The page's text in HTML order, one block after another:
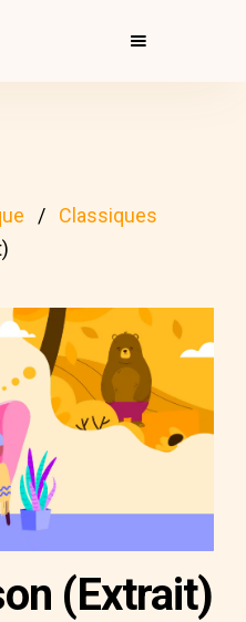
Classiques
(Extrait)